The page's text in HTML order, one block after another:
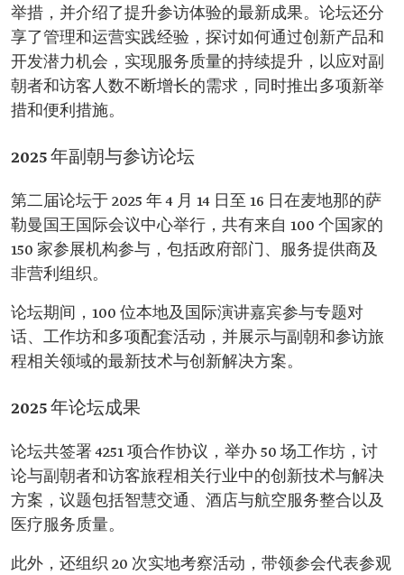
举措，并介绍了提升参访体验的最新成果。论坛还分
享了管理和运营实践经验，探讨如何通过创新产品和
开发潜力机会，实现服务质量的持续提升，以应对副
朝者和访客人数不断增长的需求，同时推出多项新举
措和便利措施。
2025 年副朝与参访论坛
第二届论坛于 2025 年 4 月 14 日至 16 日在麦地那的萨
勒曼国王国际会议中心举行，共有来自 100 个国家的
150 家参展机构参与，包括政府部门、服务提供商及
非营利组织。
论坛期间，100 位本地及国际演讲嘉宾参与专题对
话、工作坊和多项配套活动，并展示与副朝和参访旅
程相关领域的最新技术与创新解决方案。
2025 年论坛成果
论坛共签署 4251 项合作协议，举办 50 场工作坊，讨
论与副朝者和访客旅程相关行业中的创新技术与解决
方案，议题包括智慧交通、酒店与航空服务整合以及
医疗服务质量。
此外，还组织 20 次实地考察活动，带领参会代表参观